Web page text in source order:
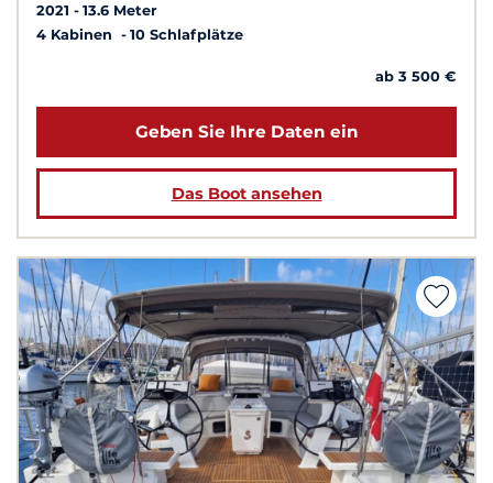
2021
13.6 Meter
4 Kabinen
10 Schlafplätze
ab 3 500 €
Geben Sie Ihre Daten ein
Das Boot ansehen